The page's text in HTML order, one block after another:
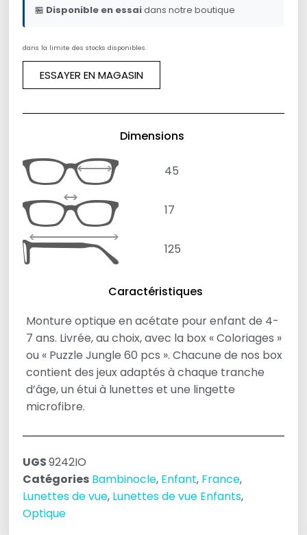
🏪 Disponible en essaidans notre boutique
dans la limite des stocks disponibles.
ESSAYER EN MAGASIN
Dimensions
45
17
125
Caractéristiques
Monture optique en acétate pour enfant de 4-
7 ans. Livrée, au choix, avec la box « Coloriages »
ou « Puzzle Jungle 60 pcs ». Chacune de nos box
contient des jeux adaptés à chaque tranche
d’âge, un étui à lunettes et une lingette
microfibre.
UGS9242IO
Catégories Bambinocle, Enfant, France,
Lunettes de vue, Lunettes de vue Enfants,
Optique